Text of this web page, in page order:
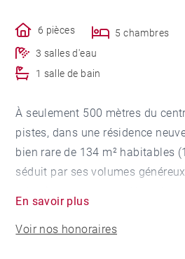
6 pièces
5 chambres
3 salles d'eau
1 salle de bain
À seulement 500 mètres du
pistes, dans une résidence
bien rare de 134 m² habitables
séduit par ses volumes
Conçu et décoré dans le détail
En savoir plus
Voir nos honoraires